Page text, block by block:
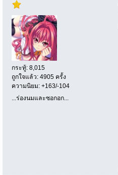
กระทู้: 8,015
ถูกใจแล้ว: 4905 ครั้ง
ความนิยม: +163/-104
...ร่องนมและซอกอก...